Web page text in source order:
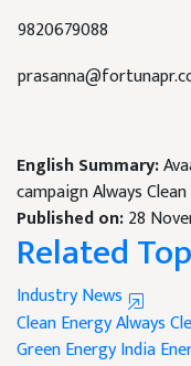
9820679088
English Summary:
campaign Always
Published on:28
Related
Industry News
Clean EnergyAlways
Green Energy India